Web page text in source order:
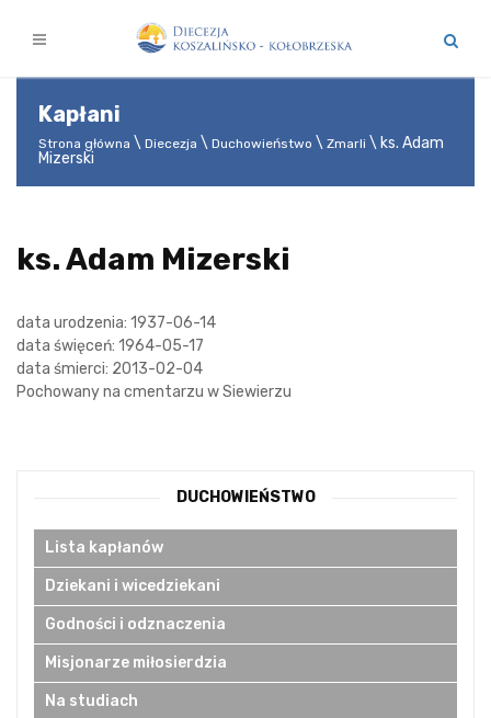
Kapłani
Strona główna Diecezja Duchowieństwo Zmarli
ks. Adam
Mizerski
ks. Adam Mizerski
data urodzenia: 1937-06-14
data święceń: 1964-05-17
data śmierci: 2013-02-04
Pochowany na cmentarzu w Siewierzu
DUCHOWIEŃSTWO
Lista kapłanów
Dziekani i wicedziekani
Godności i odznaczenia
Misjonarze miłosierdzia
Na studiach